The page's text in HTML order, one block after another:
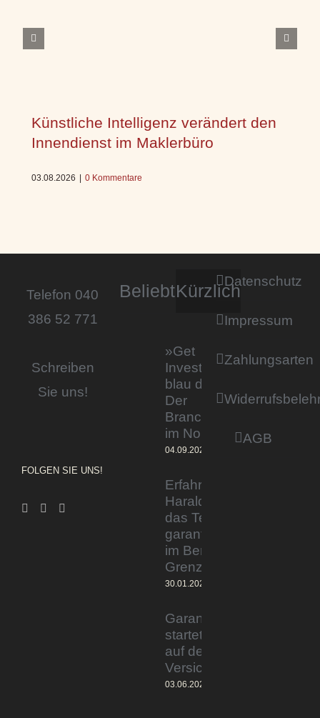
Künstliche Intelligenz verändert den
Innendienst im Maklerbüro
03.08.2026 | 0 Kommentare
Telefon 040
386 52 771
Schreiben
Sie uns!
FOLGEN SIE UNS!
BeliebtKürzlich
»Get
Invested by
blau direkt«:
Der
Branchentag
im Norden
04.09.2023
Erfahrener Experte
Harald Wesely stärkt
das Team von
garantiertmehrnetto.de
im Bereich
Grenzgänger
30.01.2024
Garantiertmehrnetto.de®
startet Vermittlerplattform
auf deutschem
Versicherungsmarkt
03.06.2023
Datenschutz
Impressum
Zahlungsarten
AGB